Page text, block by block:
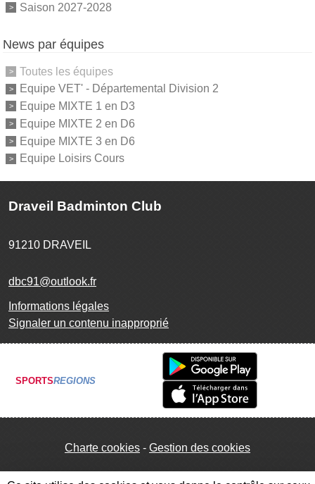
Saison 2027-2028
News par équipes
Toutes les équipes
Equipe VET' - Départemental Division 2
Equipe MIXTE 1 en D3
Equipe MIXTE 2 en D6
Equipe MIXTE 3 en D6
Equipe Loisirs Cours
Draveil Badminton Club
91210 DRAVEIL
dbc91@outlook.fr
Informations légales
Signaler un contenu inapproprié
SPORTSREGIONS
Charte cookies Gestion des cookies